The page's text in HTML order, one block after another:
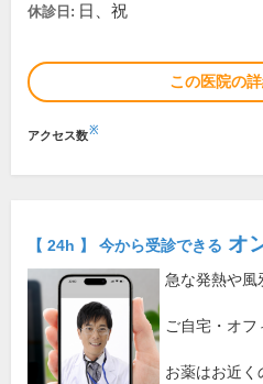
休診日: 日、祝
この医院の
アクセス数※
【 24h 】 今から受診できる オ
急な発熱や風
ご自宅・オ
お薬はお近く